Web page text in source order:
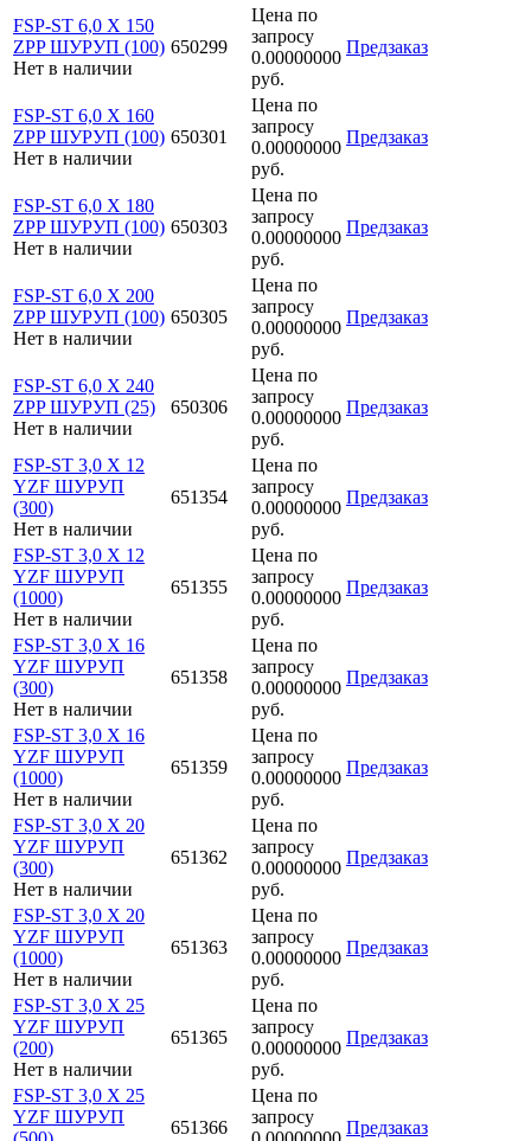
FSP-ST 6,0 X 150
ZPP ШУРУП (100)
Нет в наличии
650299
Цена по
запросу
0.00000000
руб.
Предзаказ
FSP-ST 6,0 X 160
ZPP ШУРУП (100)
Нет в наличии
650301
Цена по
запросу
0.00000000
руб.
Предзаказ
FSP-ST 6,0 X 180
ZPP ШУРУП (100)
Нет в наличии
650303
Цена по
запросу
0.00000000
руб.
Предзаказ
FSP-ST 6,0 X 200
ZPP ШУРУП (100)
Нет в наличии
650305
Цена по
запросу
0.00000000
руб.
Предзаказ
FSP-ST 6,0 X 240
ZPP ШУРУП (25)
Нет в наличии
650306
Цена по
запросу
0.00000000
руб.
Предзаказ
FSP-ST 3,0 X 12
YZF ШУРУП
(300)
Нет в наличии
651354
Цена по
запросу
0.00000000
руб.
Предзаказ
FSP-ST 3,0 X 12
YZF ШУРУП
(1000)
Нет в наличии
651355
Цена по
запросу
0.00000000
руб.
Предзаказ
FSP-ST 3,0 X 16
YZF ШУРУП
(300)
Нет в наличии
651358
Цена по
запросу
0.00000000
руб.
Предзаказ
FSP-ST 3,0 X 16
YZF ШУРУП
(1000)
Нет в наличии
651359
Цена по
запросу
0.00000000
руб.
Предзаказ
FSP-ST 3,0 X 20
YZF ШУРУП
(300)
Нет в наличии
651362
Цена по
запросу
0.00000000
руб.
Предзаказ
FSP-ST 3,0 X 20
YZF ШУРУП
(1000)
Нет в наличии
651363
Цена по
запросу
0.00000000
руб.
Предзаказ
FSP-ST 3,0 X 25
YZF ШУРУП
(200)
Нет в наличии
651365
Цена по
запросу
0.00000000
руб.
Предзаказ
FSP-ST 3,0 X 25
YZF ШУРУП
651366
Цена по
запросу
Предзаказ